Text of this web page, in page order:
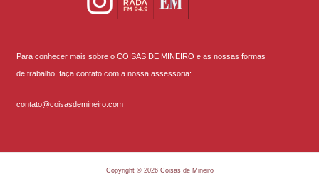
Para conhecer mais sobre o COISAS DE MINEIRO e as nossas formas
de trabalho, faça contato com a nossa assessoria:
contato@coisasdemineiro.com
Copyright © 2026 Coisas de Mineiro